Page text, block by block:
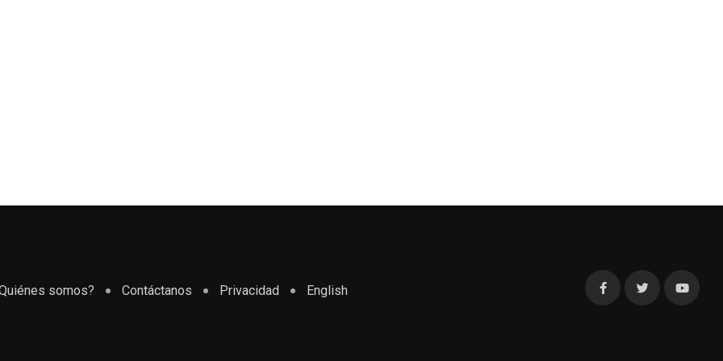
somos? Contáctanos Privacidad English